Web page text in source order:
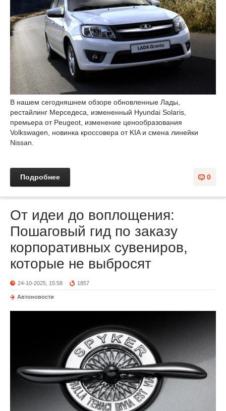
В нашем сегодняшнем обзоре обновленные Лады,
рестайлинг Мерседеса, измененный Hyundai Solaris,
премьера от Peugeot, изменение ценообразования
Volkswagen, новинка кроссовера от KIA и смена линейки
Nissan.
0
Подробнее
От идеи до воплощения:
Пошаговый гид по заказу
корпоративных сувениров,
которые не выбросят
24-10-2025, 15:58 1857
Автоновости